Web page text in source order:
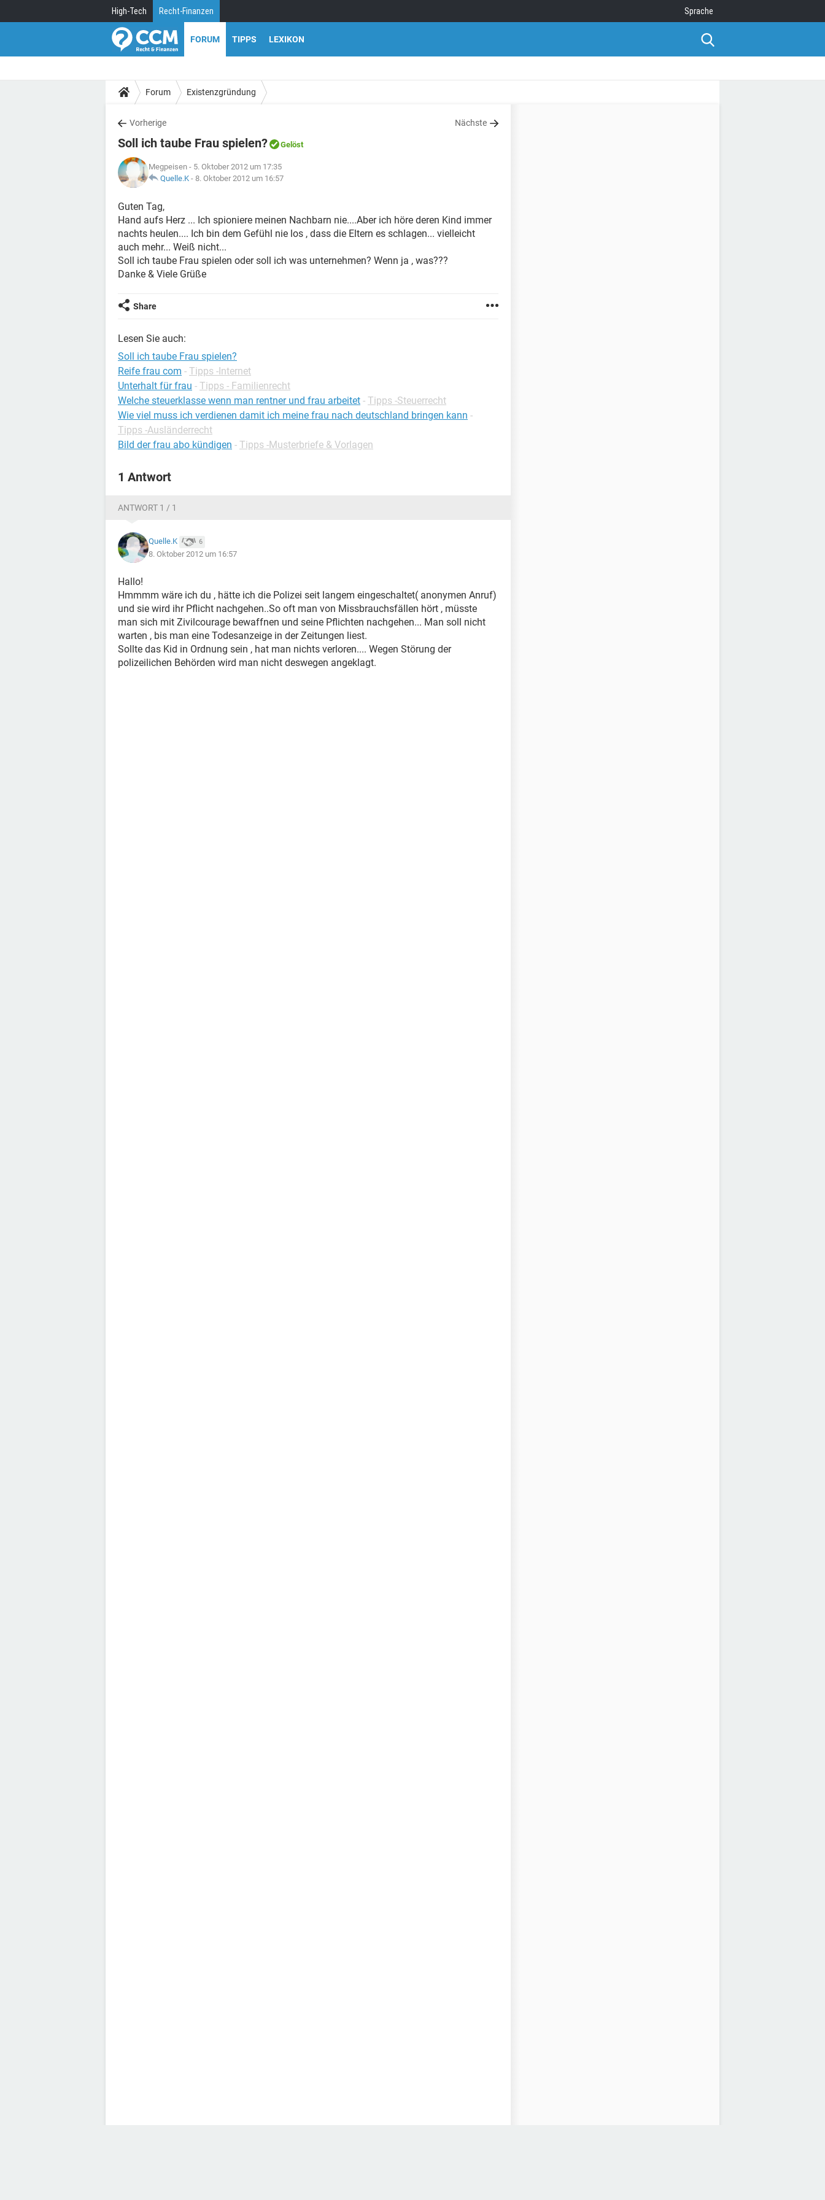
High-Tech Recht-Finanzen Sprache
FORUM TIPPS LEXIKON
Forum Existenzgründung
Vorherige Nächste
Soll ich taube Frau spielen? Gelöst
Megpeisen - 5. Oktober 2012 um 17:35
Quelle.K - 8. Oktober 2012 um 16:57
Guten Tag,
Hand aufs Herz ... Ich spioniere meinen Nachbarn nie....Aber ich höre deren Kind immer
nachts heulen.... Ich bin dem Gefühl nie los , dass die Eltern es schlagen... vielleicht
auch mehr... Weiß nicht...
Soll ich taube Frau spielen oder soll ich was unternehmen? Wenn ja , was???
Danke & Viele Grüße
Share
Lesen Sie auch:
Soll ich taube Frau spielen?
Reife frau com - Tipps -Internet
Unterhalt für frau - Tipps - Familienrecht
Welche steuerklasse wenn man rentner und frau arbeitet - Tipps -Steuerrecht
Wie viel muss ich verdienen damit ich meine frau nach deutschland bringen kann -
Tipps -Ausländerrecht
Bild der frau abo kündigen - Tipps -Musterbriefe & Vorlagen
1 Antwort
ANTWORT 1 / 1
Quelle.K 6
8. Oktober 2012 um 16:57
Hallo!
Hmmmm wäre ich du , hätte ich die Polizei seit langem eingeschaltet( anonymen Anruf)
und sie wird ihr Pflicht nachgehen..So oft man von Missbrauchsfällen hört , müsste
man sich mit Zivilcourage bewaffnen und seine Pflichten nachgehen... Man soll nicht
warten , bis man eine Todesanzeige in der Zeitungen liest.
Sollte das Kid in Ordnung sein , hat man nichts verloren.... Wegen Störung der
polizeilichen Behörden wird man nicht deswegen angeklagt.